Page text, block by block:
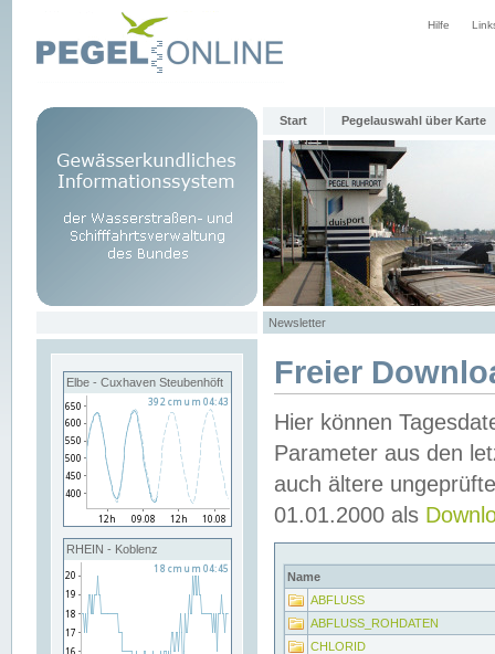
Hilfe
Start Pegelauswahl über Karte
Newsletter
Elbe - Cuxhaven Steubenhöft
RHEIN - Koblenz
Freier
Hier können
Parameter aus den
auch ältere
01.01.2000 als
Name
ABFLUSS
ABFLUSS_ROHDATEN
CHLORID